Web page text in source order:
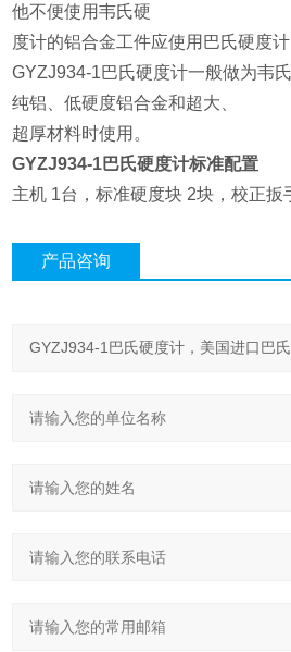
他不便使用韦氏硬
度计的铝合金工件应使用巴氏硬度计
GYZJ934-1巴氏硬度计一般做为韦
纯铝、低硬度铝合金和超大、
超厚材料时使用。
GYZJ934-1巴氏硬度计标准配置
主机 1台，标准硬度块 2块，校正扳
产品咨询